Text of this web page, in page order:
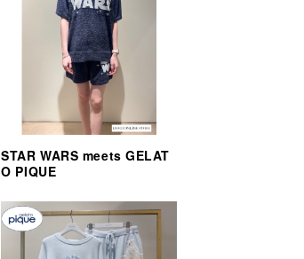
STAR WARS meets GELAT
O PIQUE